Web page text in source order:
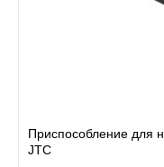
Приспособление для
JTC